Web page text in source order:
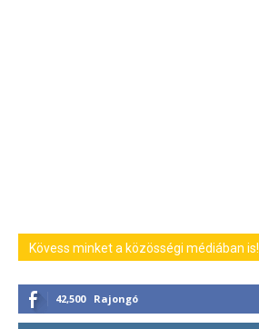
Kövess minket a közösségi médiában is!
42,500 Rajongó